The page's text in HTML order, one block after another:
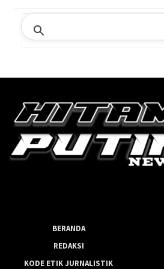
BERANDA
REDAKSI
KODE ETIK JURNALISTIK